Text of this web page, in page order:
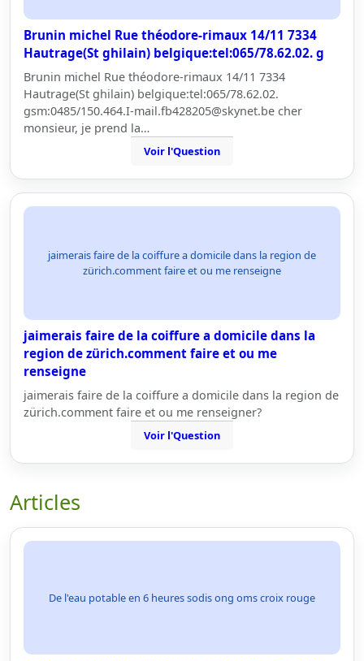
Brunin michel Rue théodore-rimaux 14/11 7334
Hautrage(St ghilain) belgique:tel:065/78.62.02. g
Brunin michel Rue théodore-rimaux 14/11 7334
Hautrage(St ghilain) belgique:tel:065/78.62.02.
gsm:0485/150.464.I-mail.fb428205@skynet.be cher
monsieur, je prend la…
Voir l'Question
jaimerais faire de la coiffure a domicile dans la region de
zürich.comment faire et ou me renseigne
jaimerais faire de la coiffure a domicile dans la
region de zürich.comment faire et ou me
renseigne
jaimerais faire de la coiffure a domicile dans la region de
zürich.comment faire et ou me renseigner?
Voir l'Question
Articles
De l'eau potable en 6 heures sodis ong oms croix rouge